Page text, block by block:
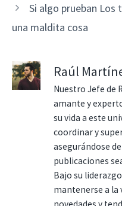
Si algo prueban Los
una maldita cosa
Raúl
Nuestro Jefe de
amante y
su vida a este
coordinar y
asegurándose
publicaciones
Bajo su
mantenerse a la